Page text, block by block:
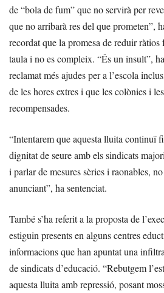
de “bola de fum” que no servirà per
que no arribarà res del que prometen”,
recordat que la promesa de reduir ràtios
taula i no es compleix. “És un insult”,
reclamat més ajudes per a l’escola
de les hores extres i que les colònies i
recompensades.
“Intentarem que aquesta lluita continuï
dignitat de seure amb els sindicats
i parlar de mesures sèries i raonables,
anunciant”, ha sentenciat.
També s’ha referit a la proposta de
estiguin presents en alguns centres
informacions que han apuntat una
de sindicats d’educació. “Rebutgem
aquesta lluita amb repressió, posant